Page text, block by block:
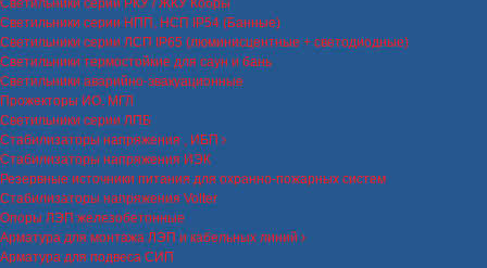
Светильники серии РКУ / ЖКУ Кобры
Светильники серии НПП, НСП IP54 (Банные)
Светильники серии ЛСП IP65 (люминисцентные + светодиодные)
Светильники термостойкие для саун и бань
Светильники аварийно-эвакуационные
Прожекторы ИО, МГЛ
Светильники серии ЛПБ
Стабилизаторы напряжения , ИБП
Стабилизаторы напряжения ИЭК
Резервные источники питания для охранно-пожарных систем
Стабилизаторы напряжения Volter
Опоры ЛЭП железобетонные
Арматура для монтажа ЛЭП и кабельных линий
Арматура для подвеса СИП